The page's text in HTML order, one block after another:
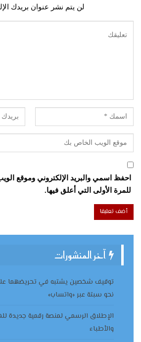
لن يتم نشر عنوان بريدك
احفظ اسمي والبريد الإلكتروني وموقع
للمرة الأولى التي أعلق فيها.
آخر المنشورات
توقيف شخصين يشتبه في تحريضهما
نحو سبتة عبر «واتساب»
الإطلاق الرسمي لمنصة رقمية جديدة
والأطباء